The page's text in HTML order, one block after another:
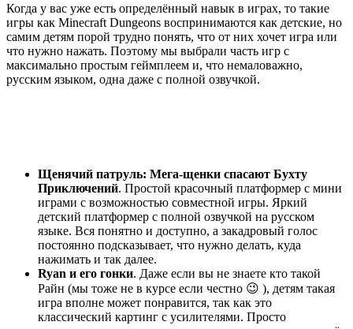
Когда у вас уже есть определённый навык в играх, то такие
игры как Minecraft Dungeons воспринимаются как детcкие, но
самим детям порой трудно понять, что от них хочет игра или
что нужно нажать. Поэтому мы выбрали часть игр с
максимально простым геймплеем и, что немаловажно,
русским языком, одна даже с полной озвучкой.
Щенячий патруль: Мега-щенки спасают Бухту
Приключений. Простой красочный платформер с мини
играми с возможностью совместной игры. Яркий
детский платформер с полной озвучкой на русском
языке. Вся понятно и доступно, а закадровый голос
постоянно подсказывает, что нужно делать, куда
нажимать и так далее.
Ryan и его гонки. Даже если вы не знаете кто такой
Райн (мы тоже не в курсе если честно 😉 ), детям такая
игра вполне может понравится, так как это
классический картинг с усилителями. Просто